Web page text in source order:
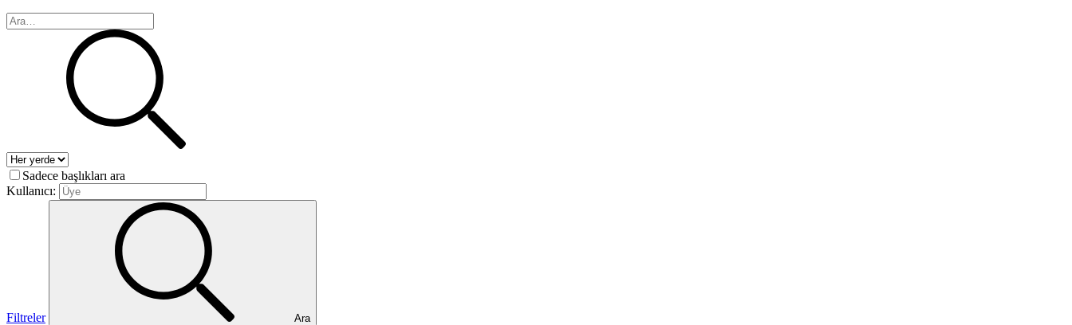
Sadece başlıkları ara
Kullanıcı:
Filtreler Ara